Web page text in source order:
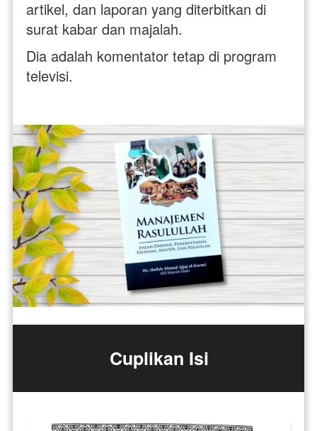
artikel, dan laporan yang diterbitkan di
surat kabar dan majalah.
Dia adalah komentator tetap di program
televisi.
Cuplikan Isi